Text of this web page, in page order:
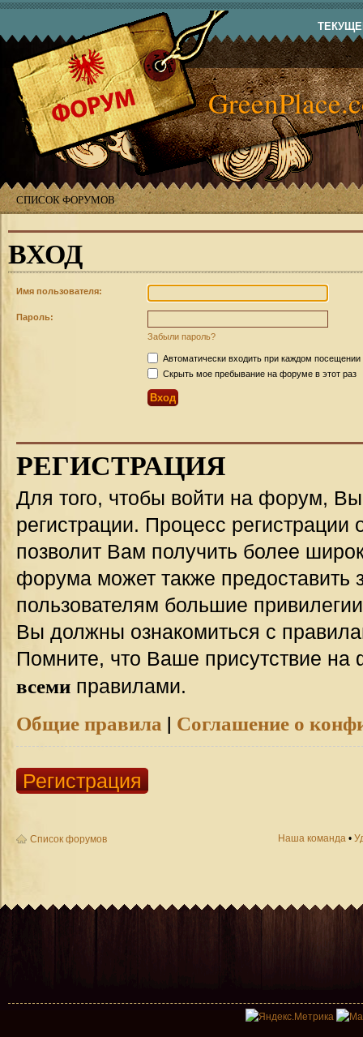
СПИСОК ФОРУМОВ
ВХОД
Имя пользователя:
Пароль:
Забыли пароль?
Автоматически входить при каждом посещении
Скрыть мое пребывание на форуме в этот раз
РЕГИСТРАЦИЯ
Для того, чтобы войти на форум,
регистрации. Процесс регистрации
позволит Вам получить более
форума может также предоставить
пользователям большие
Вы должны ознакомиться с
Помните, что Ваше присутствие на
всеми правилами.
Общие правила | Соглашение о
Регистрация
Список форумов Наша команда •